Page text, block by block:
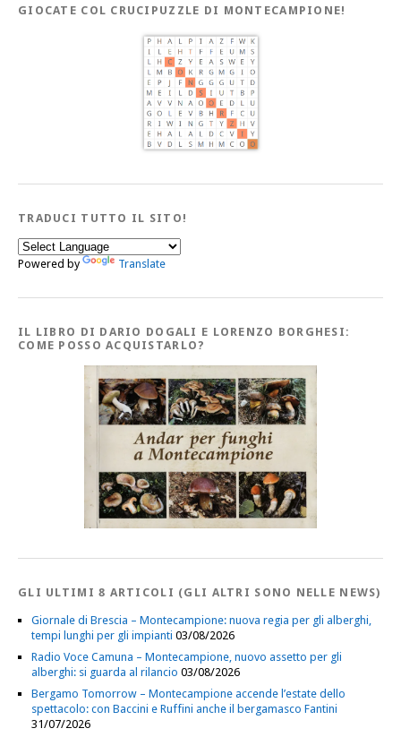
GIOCATE COL CRUCIPUZZLE DI MONTECAMPIONE!
TRADUCI TUTTO IL SITO!
Powered by Translate
IL LIBRO DI DARIO DOGALI E LORENZO BORGHESI:
COME POSSO ACQUISTARLO?
GLI ULTIMI 8 ARTICOLI (GLI ALTRI SONO NELLE NEWS)
Giornale di Brescia – Montecampione: nuova regia per gli alberghi,
tempi lunghi per gli impianti 03/08/2026
Radio Voce Camuna – Montecampione, nuovo assetto per gli
alberghi: si guarda al rilancio 03/08/2026
Bergamo Tomorrow – Montecampione accende l’estate dello
spettacolo: con Baccini e Ruffini anche il bergamasco Fantini
31/07/2026